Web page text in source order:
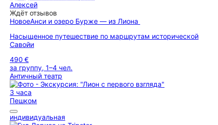
Алексей
Ждёт отзывов
НовоеАнси и озеро Бурже — из Лиона
Насыщенное путешествие по маршрутам исторической
Савойи
490 €
за группу, 1–4 чел.
Античный театр
3 часа
Пешком
индивидуальная